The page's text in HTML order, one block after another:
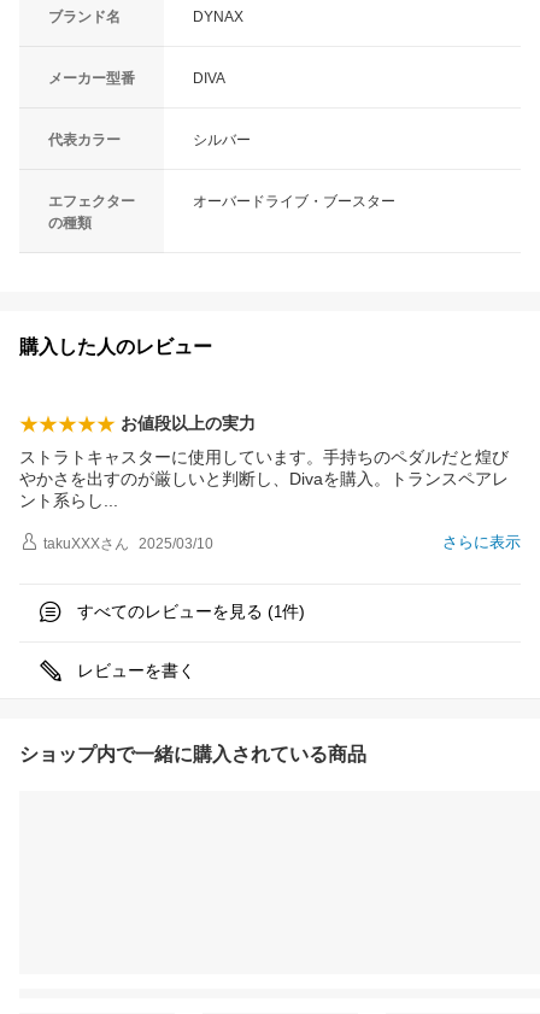
ブランド名 DYNAX
メーカー型番 DIVA
代表カラー シルバー
エフェクター
の種類
オーバードライブ・ブースター
購入した人のレビュー
お値段以上の実力
ストラトキャスターに使用しています。手持ちのペダルだと煌び
やかさを出すのが厳しいと判断し、Divaを購入。トランスペアレ
ント系ら し
さらに表示
takuXXXさん 2025/03/10
すべてのレビューを見る (1件)
レビューを書く
ショップ内で一緒に購入されている商品